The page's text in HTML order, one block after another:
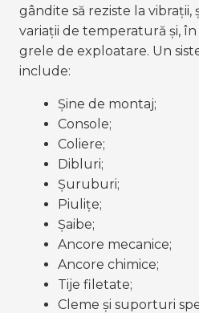
gândite să reziste la vibrații,
variații de temperatură și,
grele de exploatare. Un
include:
Șine de montaj;
Console;
Coliere;
Dibluri;
Șuruburi;
Piulițe;
Șaibe;
Ancore mecanice;
Ancore chimice;
Tije filetate;
Cleme și suporturi